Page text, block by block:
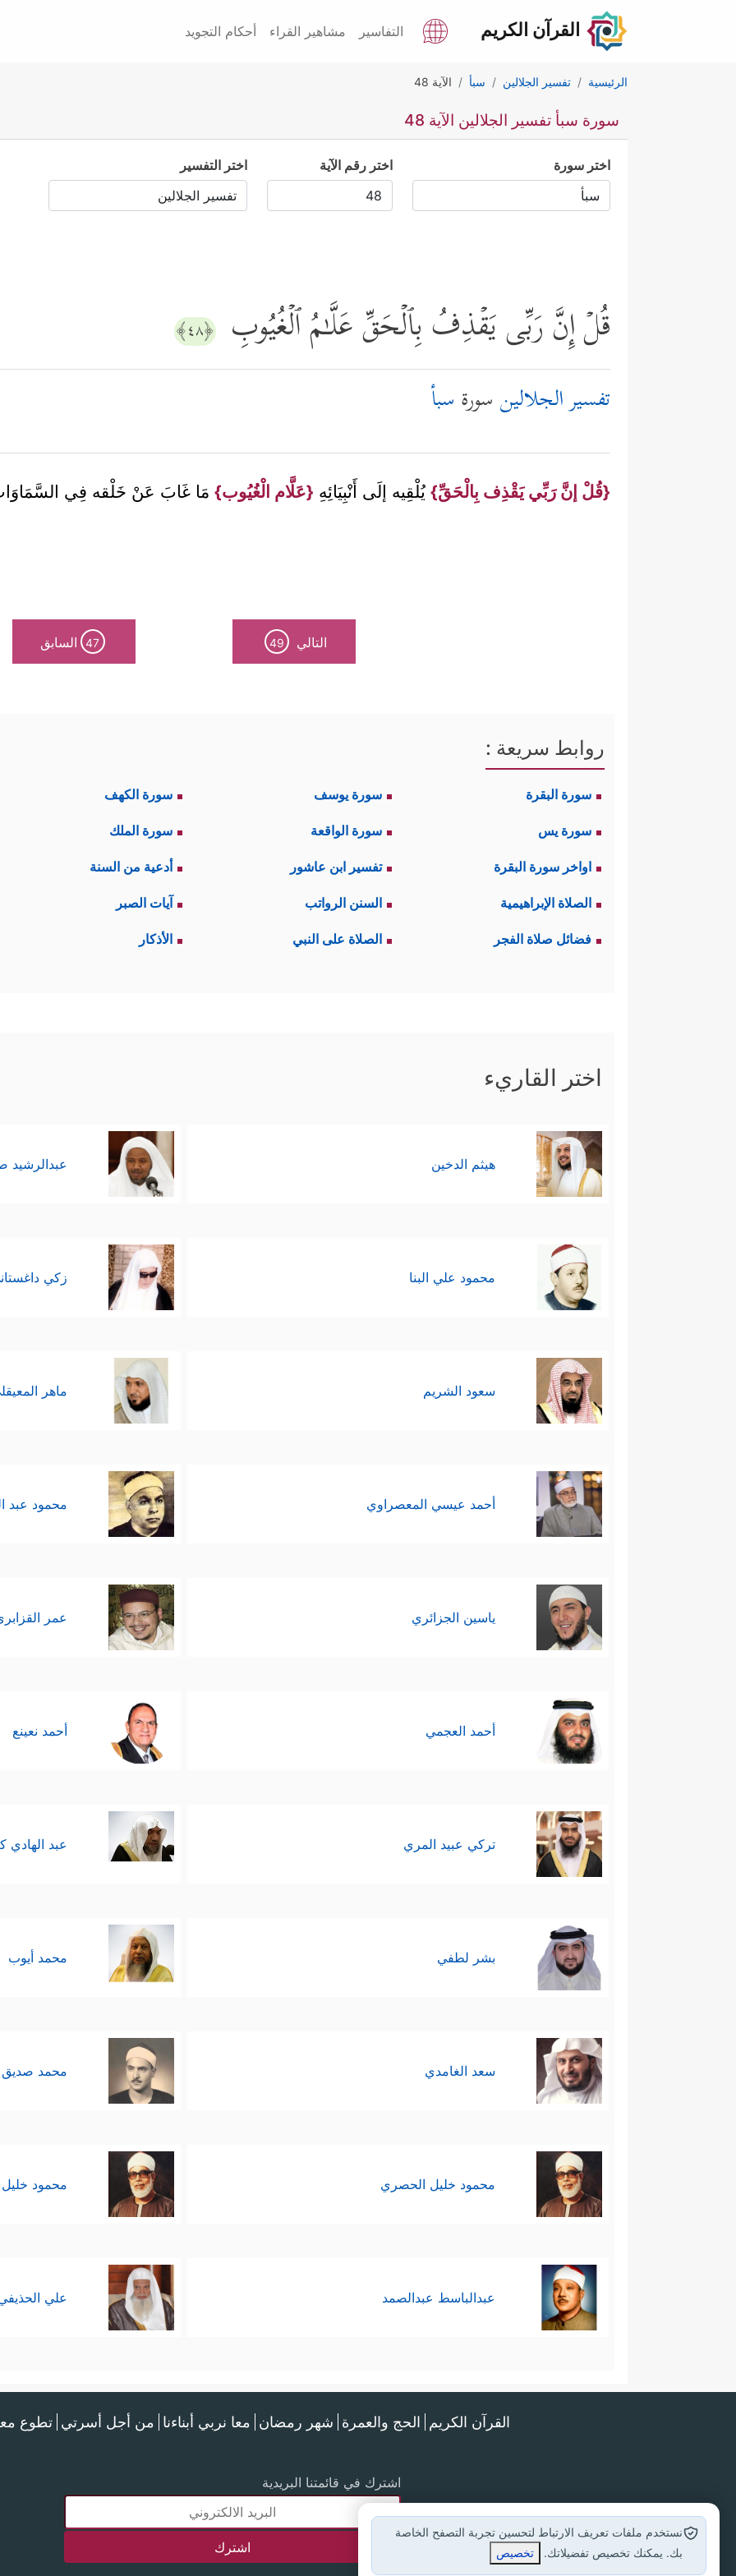
القرآن الكريم التفاسير مشاهير القراء أحكام التجويد
الرئيسية تفسير الجلالين سبأ الآية 48
سورة سبأ تفسير الجلالين الآية 48
اختر سورة اختر رقم الآية اختر التفسير
قُلۡ إِنَّ رَبِّی یَقۡذِفُ بِٱلۡحَقِّ عَلَّـٰمُ ٱلۡغُیُوبِ ﴿٤٨﴾
تفسير الجلالين سورة سبأ
{قُلْ إنَّ رَبِّي يَقْذِف بِالْحَقِّ} يُلْقِيه إلَى أَنْبِيَائِهِ {عَلَّام الْغُيُوب} مَا غَابَ عَنْ خَلْقه فِي
التالي 49
47 السابق
روابط سريعة :
سورة البقرة سورة يوسف سورة الكهف
سورة يس سورة الواقعة سورة الملك
اواخر سورة البقرة تفسير ابن عاشور أدعية من السنة
الصلاة الإبراهيمية السنن الرواتب آيات الصبر
فضائل صلاة الفجر الصلاة على النبي الأذكار
اختر القاريء
هيثم الدخين عبدالرشيد
محمود علي البنا زكي
سعود الشريم ماهر
أحمد عيسي المعصراوي محمود عبد
ياسين الجزائري عمر
أحمد العجمي أحمد نعينع
تركي عبيد المري عبد الهادي
بشر لطفي محمد أيوب
سعد الغامدي محمد صديق
محمود خليل الحصري محمود
عبدالباسط عبدالصمد علي
القرآن الكريم الحج والعمرة شهر رمضان معا نربي أبناءنا من أجل أسرتي تطوع
اشترك في قائمتنا البريدية
نستخدم ملفات تعريف الارتباط لتحسين تجربة التصفح الخاصة
بك. يمكنك تخصيص تفضيلاتك.
تخصيص